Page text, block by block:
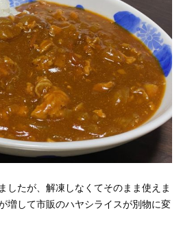
したが、解凍しなくてそのまま使えま
増して市販のハヤシライスが別物に変